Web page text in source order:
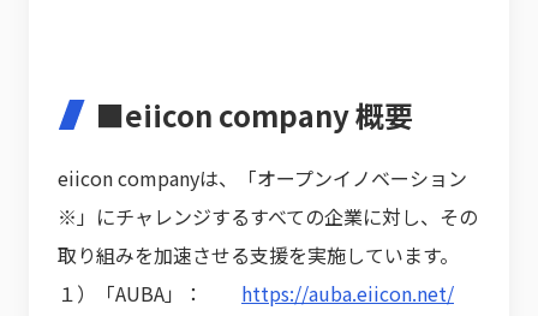
■eiicon company 概要
eiicon companyは、「オープンイノベーション
※」にチャレンジするすべての企業に対し、その
取り組みを加速させる支援を実施しています。
１）「AUBA」： https://auba.eiicon.net/